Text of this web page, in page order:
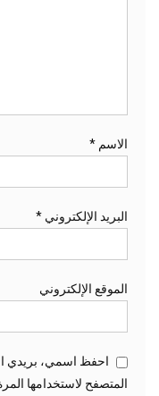
الاسم *
البريد الإلكتروني *
الموقع الإلكتروني
احفظ اسمي، بريدي
المتصفح لاستخدامها